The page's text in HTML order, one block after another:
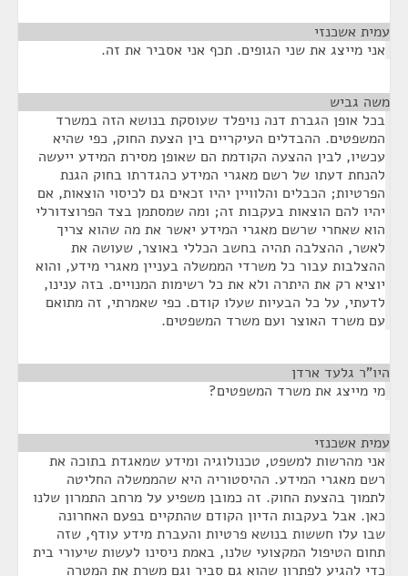
עמית אשכנזי
אני מייצג את שני הגופים. תכף אני אסביר את זה.
משה גביש
בכל אופן הגברת דנה נויפלד שעוסקת בנושא הזה במשרד
המשפטים. ההבדלים העיקריים בין הצעת החוק, כפי שהיא
עכשיו, לבין ההצעה הקודמת הם שאופן מסירת המידע ייעשה
להנחת דעתו של רשם מאגרי המידע כהגדרתו בחוק הגנת
הפרטיות; הכבלים והלוויין יהיו זכאים גם לכיסוי הוצאות, אם
יהיו להם הוצאות בעקבות זה; ומה שמסתמן בצד הפרוצדורלי
הוא שאחרי שרשם מאגרי המידע יאשר את מה שהוא צריך
לאשר, ההצלבה תהיה בחשב הכללי באוצר, שעושה את
ההצלבות עבור כל משרדי הממשלה בעניין מאגרי מידע, והוא
יוציא רק את היתרה ולא את כל רשימות המנויים. בזה ענינו,
לדעתי, על כל הבעיות שעלו קודם. כפי שאמרתי, זה מתואם
עם משרד האוצר ועם משרד המשפטים.
היו"ר גלעד ארדן
מי מייצג את משרד המשפטים?
עמית אשכנזי
אני מהרשות למשפט, טכנולוגיה ומידע שמאגדת בתוכה את
רשם מאגרי המידע. ההיסטוריה היא שהממשלה החליטה
לתמוך בהצעת החוק. זה כמובן משפיע על מרחב התמרון שלנו
כאן. אבל בעקבות הדיון הקודם שהתקיים בפעם האחרונה
שבו עלו חששות בנושא פרטיות והעברת מידע עודף, שזה
תחום הטיפול המקצועי שלנו, באמת ניסינו לעשות שיעורי בית
כדי להגיע לפתרון שהוא גם סביר וגם משרת את המטרה